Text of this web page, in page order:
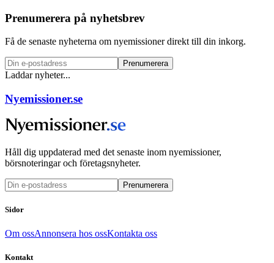
Prenumerera på nyhetsbrev
Få de senaste nyheterna om nyemissioner direkt till din inkorg.
Prenumerera
Laddar nyheter...
Nyemissioner.se
Håll dig uppdaterad med det senaste inom nyemissioner,
börsnoteringar och företagsnyheter.
Prenumerera
Sidor
Om ossAnnonsera hos ossKontakta oss
Kontakt